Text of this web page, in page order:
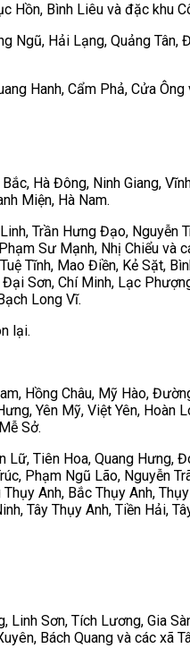
Hồn, Bình Liêu và đặc khu
Ngũ, Hải Lạng, Quảng
Hanh, Cẩm Phả, Cửa Ông
Hà Đông, Ninh Giang,
Miện, Hà Nam.
Trần Hưng Đạo, Nguyễn
Sư Mạnh, Nhị Chiểu và
Tĩnh, Mao Điền, Kẻ Sặt,
Đại Sơn, Chí Minh, Lạc
Long Vĩ.
lại.
Hồng Châu, Mỹ Hào,
Yên Mỹ, Việt Yên,
Sở.
Lữ, Tiên Hoa, Quang Hưng,
Phạm Ngũ Lão, Nguyễn
Anh, Bắc Thụy Anh,
Tây Thụy Anh, Tiền Hải,
Sơn, Tích Lương, Gia
Bách Quang và các xã